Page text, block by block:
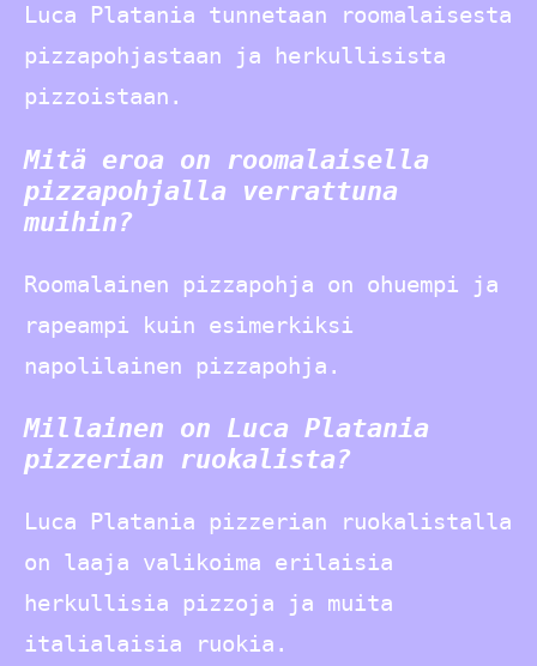
Luca Platania tunnetaan roomalaisesta
pizzapohjastaan ja herkullisista
pizzoistaan.
Mitä eroa on roomalaisella
pizzapohjalla verrattuna
muihin?
Roomalainen pizzapohja on ohuempi ja
rapeampi kuin esimerkiksi
napolilainen pizzapohja.
Millainen on Luca Platania
pizzerian ruokalista?
Luca Platania pizzerian ruokalistalla
on laaja valikoima erilaisia
herkullisia pizzoja ja muita
italialaisia ruokia.